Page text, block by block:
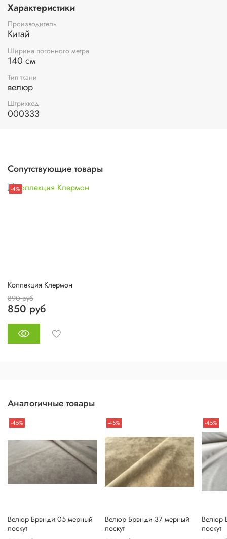
Характеристики
Производитель
Китай
Ширина погонного метра
140 см
Тип ткани
велюр
Штрихкод
000333
Сопутствующие товары
-4%
Коллекция Клермон
890 руб
850 руб
Аналогичные товары
-45%
Велюр Брэнди 05 мерный
лоскут
-45%
Велюр Брэнди 37 мерный
лоскут
-45%
Велюр
лоскут